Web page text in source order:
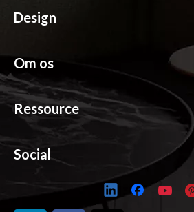
Design
Om os
Ressource
Social